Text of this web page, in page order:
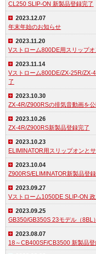
CL250 SLIP-ON 新製品登録完了
2023.12.07
年末年始のお知らせ
2023.11.20
Vストローム800DE用スリップ
2023.11.14
Vストローム800DE/ZX-25R/ZX-
了
2023.10.30
ZX-4R/Z900RSの排気音動画を
2023.10.26
ZX-4R/Z900RS新製品登録完了
2023.10.23
ELIMINATOR用スリップオンと
2023.10.04
Z900RS/ELIMINATOR新製品登
2023.09.27
Vストローム1050DE SLIP-ON
2023.09.25
GB350/GB350S 23モデル（8BL
2023.08.07
18～CB400SF/CB3500 新製品登